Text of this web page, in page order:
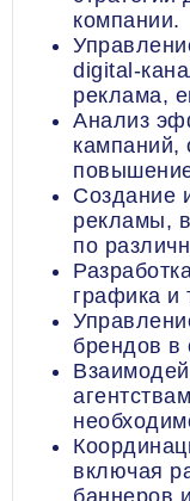
компании.
digital-
реклама,
Анализ
кампаний,
Создание
рекламы,
по
графика и
брендов в
включая
баннеров